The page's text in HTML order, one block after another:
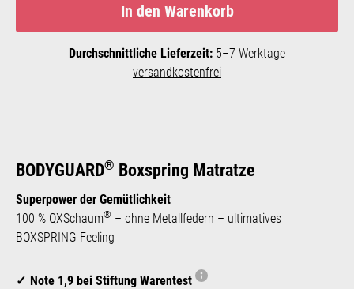
BODYGUARD® Boxspring Matratze
Superpower der Gemütlichkeit
100 % QXSchaum® – ohne Metallfedern – ultimatives
BOXSPRING Feeling
Note 1,9 bei Stiftung Warentest
In den Warenkorb
Durchschnittliche Lieferzeit: 5–7 Werktage
versandkostenfrei